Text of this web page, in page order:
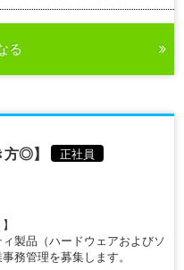
る
方◎】
正社員
製品（ハードウェアおよびソ
務管理を募集します。